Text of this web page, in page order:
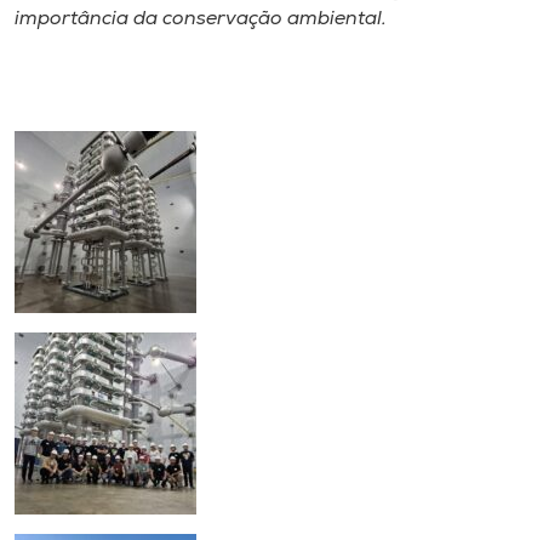
importância da conservação ambiental.